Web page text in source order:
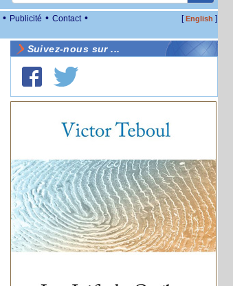
• Publicité • Contact • [English ]
Suivez-nous sur ...